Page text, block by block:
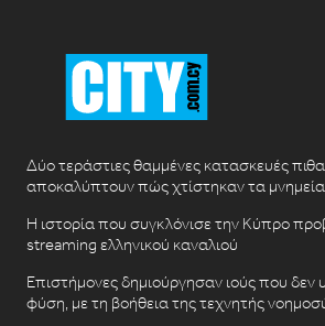
Δύο τεράστιες θαμμένες κατασκευές
αποκαλύπτουν πώς χτίστηκαν τα
Η ιστορία που συγκλόνισε την Κύπρο
streaming ελληνικού καναλιού
Επιστήμονες δημιούργησαν ιούς που δεν
φύση, με τη βοήθεια της τεχνητής